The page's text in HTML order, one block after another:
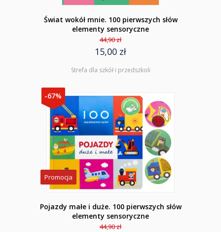
Świat wokół mnie. 100 pierwszych słów
elementy sensoryczne
44,90 zł
15,00 zł
Strefa dla szkół i przedszkoli
-67%
Promocja
Pojazdy małe i duże. 100 pierwszych słów
elementy sensoryczne
44,90 zł